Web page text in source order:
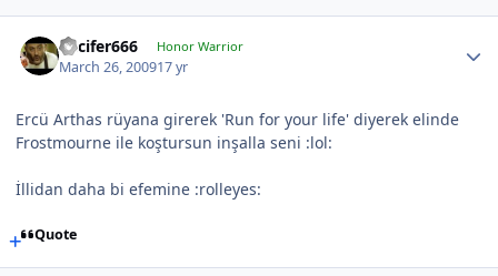
Lucifer666 Honor Warrior
March 26, 200917 yr
Ercü Arthas rüyana girerek 'Run for your life' diyerek elinde
Frostmourne ile koştursun inşalla seni :lol:
İllidan daha bi efemine :rolleyes:
Quote